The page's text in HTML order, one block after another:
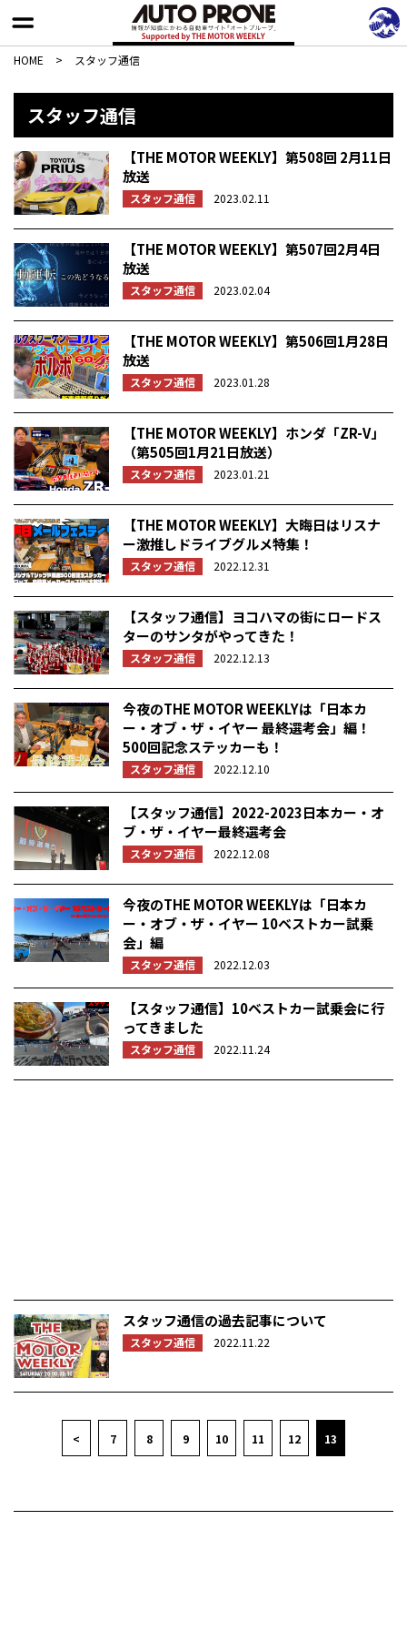
HOME > スタッフ通信
スタッフ通信
【THE MOTOR WEEKLY】第508回 2月11日
放送
スタッフ通信 2023.02.11
【THE MOTOR WEEKLY】第507回2月4日
放送
スタッフ通信 2023.02.04
【THE MOTOR WEEKLY】第506回1月28日
放送
スタッフ通信 2023.01.28
【THE MOTOR WEEKLY】ホンダ「ZR-V」
（第505回1月21日放送）
スタッフ通信 2023.01.21
【THE MOTOR WEEKLY】大晦日はリスナ
ー激推しドライブグルメ特集！
スタッフ通信 2022.12.31
【スタッフ通信】ヨコハマの街にロードス
ターのサンタがやってきた！
スタッフ通信 2022.12.13
今夜のTHE MOTOR WEEKLYは「日本カ
ー・オブ・ザ・イヤー 最終選考会」編！
500回記念ステッカーも！
スタッフ通信 2022.12.10
【スタッフ通信】2022-2023日本カー・オ
ブ・ザ・イヤー最終選考会
スタッフ通信 2022.12.08
今夜のTHE MOTOR WEEKLYは「日本カ
ー・オブ・ザ・イヤー 10ベストカー試乗
会」編
スタッフ通信 2022.12.03
【スタッフ通信】10ベストカー試乗会に行
ってきました
スタッフ通信 2022.11.24
スタッフ通信の過去記事について
スタッフ通信 2022.11.22
< 7 8 9 10 11 12 13